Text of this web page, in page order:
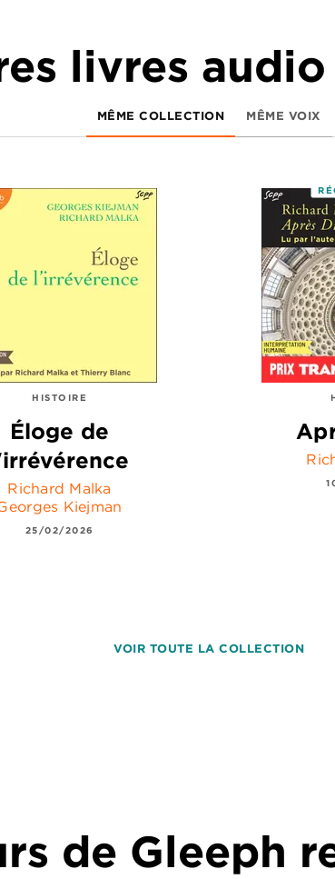
livres
MÊME COLLECTION MÊME VOIX
HISTOIRE
Éloge de
Richard Malka
Kiejman
25/02/2026
VOIR TOUTE LA COLLECTION
de Gleeph